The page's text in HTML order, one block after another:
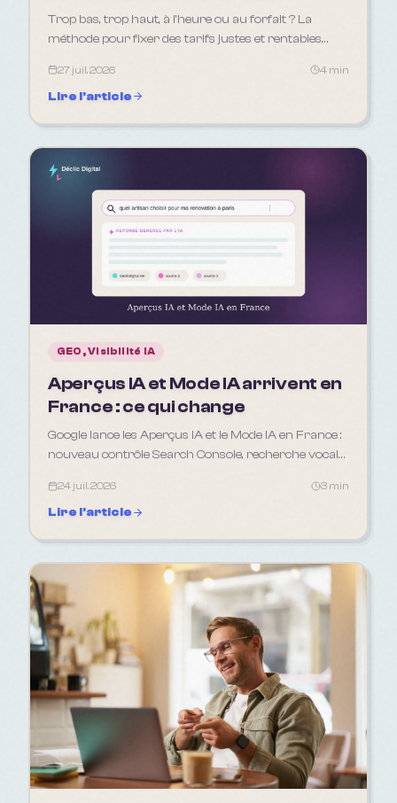
Trop bas, trop haut, à l'heure ou au forfait ? La
méthode pour fixer des tarifs justes et rentables
27 juil. 2026 4 min
Lire l'article
GEO, Visibilité IA
Aperçus IA et Mode IA arrivent en
France : ce qui change
Google lance les Aperçus IA et le Mode IA en France :
nouveau contrôle Search Console, recherche vocale.
2026.
24 juil. 2026 3 min
Lire l'article